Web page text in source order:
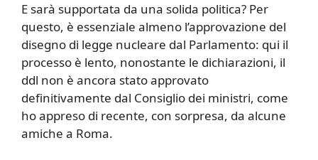
E sarà supportata da una solida politica? Per
questo, è essenziale almeno l’approvazione del
disegno di legge nucleare dal Parlamento: qui il
processo è lento, nonostante le dichiarazioni, il
ddl non è ancora stato approvato
definitivamente dal Consiglio dei ministri, come
ho appreso di recente, con sorpresa, da alcune
amiche a Roma.